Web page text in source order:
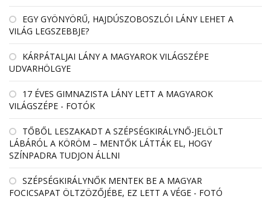
EGY GYÖNYÖRŰ, HAJDÚSZOBOSZLÓI LÁNY LEHET A
VILÁG LEGSZEBBJE?
KÁRPÁTALJAI LÁNY A MAGYAROK VILÁGSZÉPE
UDVARHÖLGYE
17 ÉVES GIMNAZISTA LÁNY LETT A MAGYAROK
VILÁGSZÉPE - FOTÓK
TŐBŐL LESZAKADT A SZÉPSÉGKIRÁLYNŐ-JELÖLT
LÁBÁRÓL A KÖRÖM – MENTŐK LÁTTÁK EL, HOGY
SZÍNPADRA TUDJON ÁLLNI
SZÉPSÉGKIRÁLYNŐK MENTEK BE A MAGYAR
FOCICSAPAT ÖLTZÖZŐJÉBE, EZ LETT A VÉGE - FOTÓ